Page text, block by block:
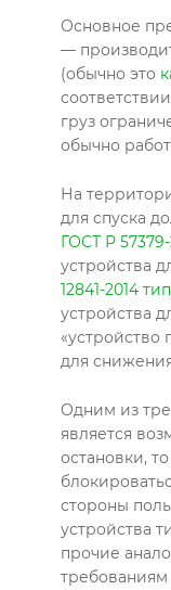
Основное
—
(обычно это
груз
обычно
На
для спуска
ГОСТ Р 57379-
устройства
12841-2014
устройства
«устройство
для
Одним из
является
остановки,
стороны
устройства
прочие
требованиям